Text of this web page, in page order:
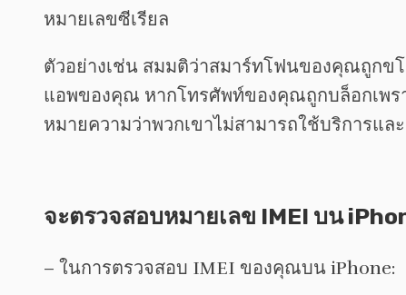
หมายเลขซีเรียล
ตัวอย่างเช่น สมมติว่าสมาร์ทโฟนของคุณถูกข
แอพของคุณ หากโทรศัพท์ของคุณถูกบล็อกเพร
หมายความว่าพวกเขาไม่สามารถใช้บริการแ
จะตรวจสอบหมายเลข IMEI บน
– ในการตรวจสอบ IMEI ของคุณบน iPhone: